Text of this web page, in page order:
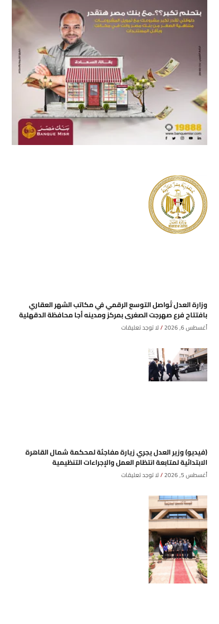
وزارة العدل تُواصل التوسع الرقمي في مكاتب الشهر العقاري
بافتتاح فرع صهرجت الصغرى بمركز ومدينه أجا محافظة الدقهلية
أغسطس 6, 2026 لا توجد تعليقات
(فيديو) وزير العدل يجري زيارة مفاجئة لمحكمة شمال القاهرة
الابتدائية لمتابعة انتظام العمل والإجراءات التنظيمية
أغسطس 5, 2026 لا توجد تعليقات